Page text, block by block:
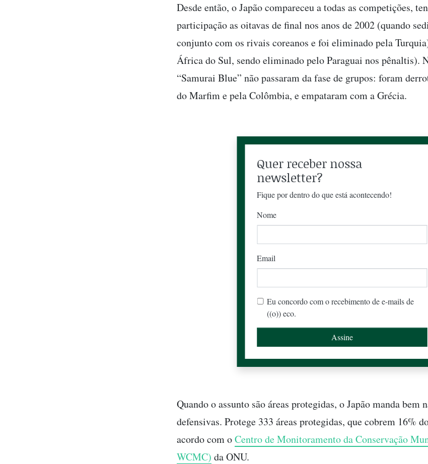
Desde então, o Japão compareceu a todas as competições,
participação as oitavas de final nos anos de 2002 (quando
conjunto com os rivais coreanos e foi eliminado pela
África do Sul, sendo eliminado pelo Paraguai nos pênaltis).
“Samurai Blue” não passaram da fase de grupos: foram
do Marfim e pela Colômbia, e empataram com a Grécia.
Quer receber nossa
newsletter?
Fique por dentro do que está acontecendo!
Nome
Email
Eu concordo com o recebimento de e-mails de
((o)) eco.
Quando o assunto são áreas protegidas, o Japão manda bem
defensivas. Protege 333 áreas protegidas, que cobrem 16%
acordo com oCentro de Monitoramento da Conservação
WCMC) da ONU.